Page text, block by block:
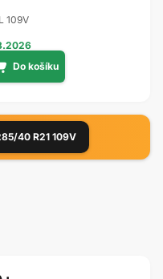
109V
40 R21 109V